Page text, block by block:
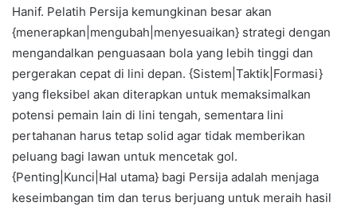
Hanif. Pelatih Persija kemungkinan besar akan
{menerapkan|mengubah|menyesuaikan} strategi dengan
mengandalkan penguasaan bola yang lebih tinggi dan
pergerakan cepat di lini depan. {Sistem|Taktik|Formasi}
yang fleksibel akan diterapkan untuk memaksimalkan
potensi pemain lain di lini tengah, sementara lini
pertahanan harus tetap solid agar tidak memberikan
peluang bagi lawan untuk mencetak gol.
{Penting|Kunci|Hal utama} bagi Persija adalah menjaga
keseimbangan tim dan terus berjuang untuk meraih hasil